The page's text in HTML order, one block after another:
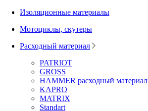
Изоляционные материалы
Мотоциклы, скутеры
Расходный материал
PATRIOT
GROSS
HAMMER расходный материал
KAPRO
MATRIX
Standart